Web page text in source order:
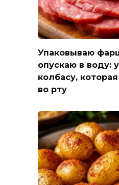
Упаковываю
опускаю в воду:
колбасу,
во рту